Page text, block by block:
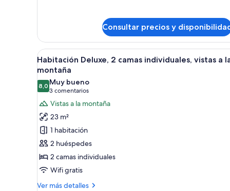
ciudad
cama
de
matrimonio,
a
la
ciudad
Consultar precios y
Abrir
todas
las
fotos
de
Habitación
Deluxe,
2
camas
individuales,
vistas
a
Habitación de hotel con
2
Habitación Deluxe, 2 camas individuales, vistas a
montaña
8,08,0 de 10
Muy bueno
3 comentarios
(3 comentarios)
Vistas a la montaña
23 m²
1 habitación
2 huéspedes
2 camas individuales
Wifi gratis
Ver más detalles
Más